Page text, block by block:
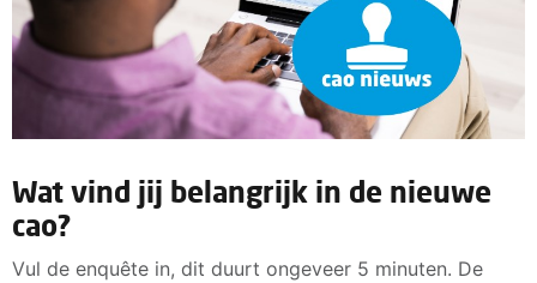
Wat vind jij belangrijk in de nieuwe
cao?
Vul de enquête in, dit duurt ongeveer 5 minuten. De